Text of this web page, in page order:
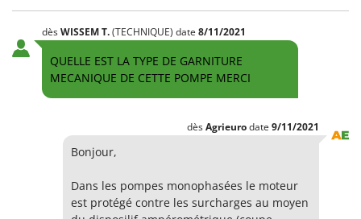
dèsWISSEMT.(TECHNIQUE) date 8/11/2021
QUELLE EST LA TYPE DE GARNITURE
MECANIQUE DE CETTE POMPE MERCI
dèsAgrieurodate 9/11/2021
Bonjour,
Dans les pompes monophasées le moteur
est protégé contre les surcharges au moyen